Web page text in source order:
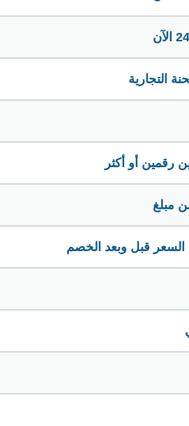
رقمين أو أكثر
مبلغ
قبل وبعد الخصم